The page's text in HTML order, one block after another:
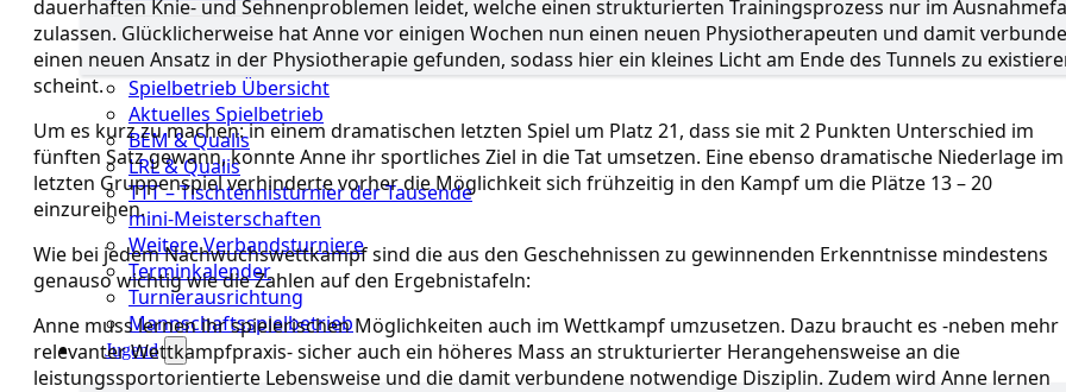
Spielbetrieb Übersicht
Aktuelles Spielbetrieb
BEM & Qualis
LRL & Qualis
TTT – Tischtennisturnier der Tausende
mini-Meisterschaften
Weitere Verbandsturniere
Terminkalender
Turnierausrichtung
Mannschaftsspielbetrieb
Jugend
dauerhaften Knie- und Sehnenproblemen leidet, welche einen strukturierten Trainingsprozess nur im
zulassen. Glücklicherweise hat Anne vor einigen Wochen nun einen neuen Physiotherapeuten und damit
einen neuen Ansatz in der Physiotherapie gefunden, sodass hier ein kleines Licht am Ende des Tunnels zu
scheint.
Um es kurz zu machen: in einem dramatischen letzten Spiel um Platz 21, dass sie mit 2 Punkten Unterschied im
fünften Satz gewann, konnte Anne ihr sportliches Ziel in die Tat umsetzen. Eine ebenso dramatische Niederlage im
letzten Gruppenspiel verhinderte vorher die Möglichkeit sich frühzeitig in den Kampf um die Plätze 13 – 20
einzureihen.
Wie bei jedem Nachwuchswettkampf sind die aus den Geschehnissen zu gewinnenden Erkenntnisse mindestens
genauso wichtig wie die Zahlen auf den Ergebnistafeln:
Anne muss lernen ihr spielerischen Möglichkeiten auch im Wettkampf umzusetzen. Dazu braucht es -neben mehr
relevanter Wettkampfpraxis- sicher auch ein höheres Mass an strukturierter Herangehensweise an die
leistungssportorientierte Lebensweise und die damit verbundene notwendige Disziplin. Zudem wird Anne lernen